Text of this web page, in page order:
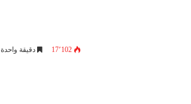
17٬102 دقيقة واحدة